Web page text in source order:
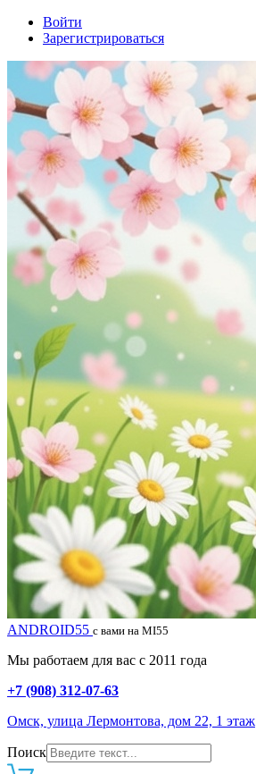
Войти
Зарегистрироваться
ANDROID55 с вами на MI55
Мы работаем для вас с 2011 года
+7 (908) 312-07-63
Омск, улица Лермонтова, дом 22, 1 этаж
Поиск